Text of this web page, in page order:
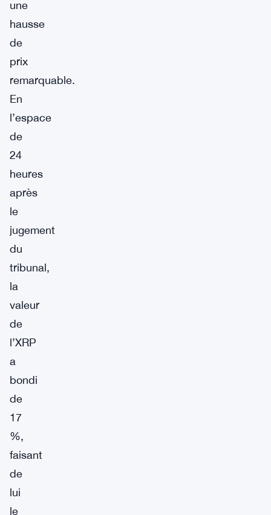
une
hausse
de
prix
remarquable.
En
l’espace
de
24
heures
après
le
jugement
du
tribunal,
la
valeur
de
l’XRP
a
bondi
de
17
%,
faisant
de
lui
le